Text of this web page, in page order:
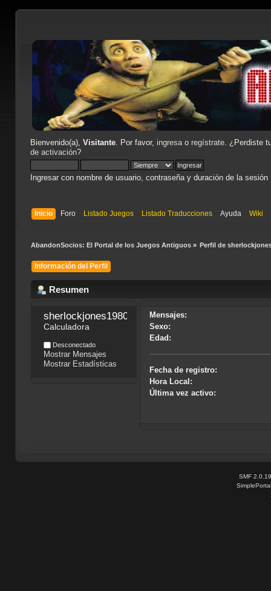
Bienvenido(a), Visitante. Por favor, ingresao regístrate. ¿Perdiste
de activación?
Ingresar con nombre de usuario, contraseña y duración de la sesión
Inicio Foro Listado Juegos Listado Traducciones Ayuda Wiki
AbandonSocios: El Portal de los Juegos Antiguos» Perfil de
Información del Perfil
Resumen
sherlockjones1980
Calculadora
Desconectado
Mostrar Mensajes
Mostrar Estadísticas
Mensajes:
Sexo:
Edad:
Fecha de registro:
Hora Local:
Última vez activo:
SMF 2.0.19